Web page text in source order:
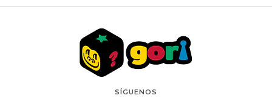
SÍGUENOS